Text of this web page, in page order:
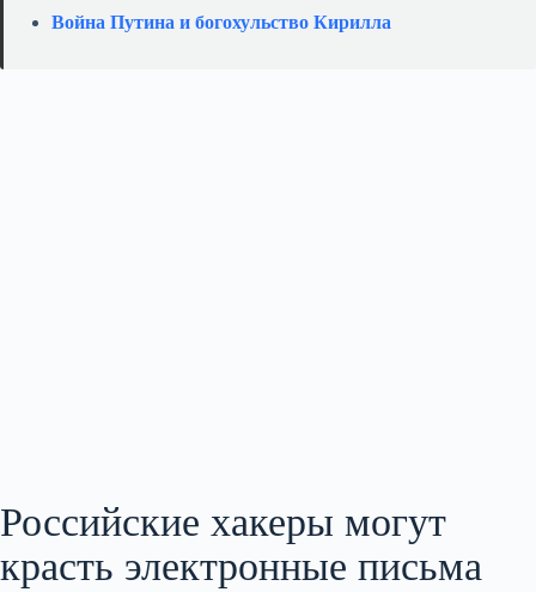
Война Путина и богохульство Кирилла
Российские хакеры могут
красть электронные письма